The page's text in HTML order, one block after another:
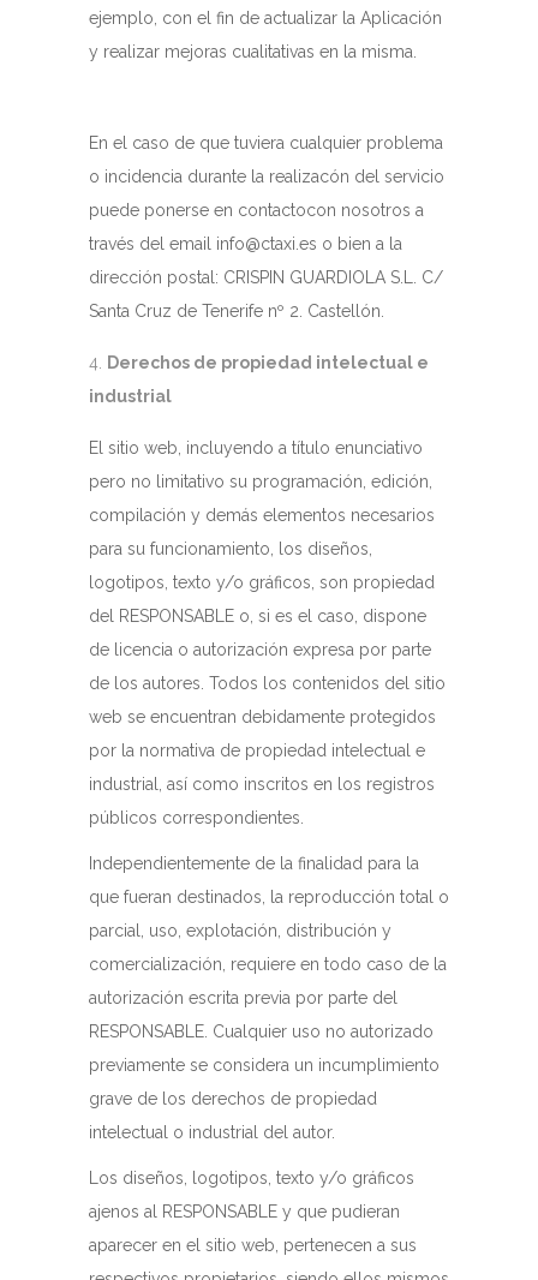
ejemplo, con el fin de actualizar la Aplicación
y realizar mejoras cualitativas en la misma.
En el caso de que tuviera cualquier problema
o incidencia durante la realizacón del servicio
puede ponerse en contactocon nosotros a
través del email info@ctaxi.es o bien a la
dirección postal: CRISPIN GUARDIOLA S.L. C/
Santa Cruz de Tenerife nº 2. Castellón.
Derechos de propiedad intelectual e
industrial
El sitio web, incluyendo a título enunciativo
pero no limitativo su programación, edición,
compilación y demás elementos necesarios
para su funcionamiento, los diseños,
logotipos, texto y/o gráficos, son propiedad
del RESPONSABLE o, si es el caso, dispone
de licencia o autorización expresa por parte
de los autores. Todos los contenidos del sitio
web se encuentran debidamente protegidos
por la normativa de propiedad intelectual e
industrial, así como inscritos en los registros
públicos correspondientes.
Independientemente de la finalidad para la
que fueran destinados, la reproducción total o
parcial, uso, explotación, distribución y
comercialización, requiere en todo caso de la
autorización escrita previa por parte del
RESPONSABLE. Cualquier uso no autorizado
previamente se considera un incumplimiento
grave de los derechos de propiedad
intelectual o industrial del autor.
Los diseños, logotipos, texto y/o gráficos
ajenos al RESPONSABLE y que pudieran
aparecer en el sitio web, pertenecen a sus